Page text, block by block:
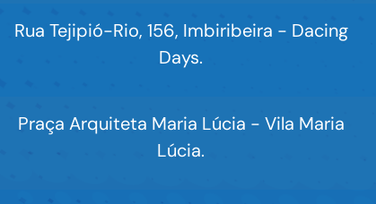
Rua Tejipió-Rio, 156, Imbiribeira - Dacing
Days.
Praça Arquiteta Maria Lúcia - Vila Maria
Lúcia.